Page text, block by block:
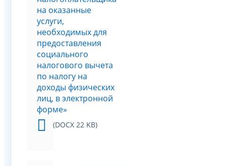
на оказанные
услуги,
необходимых для
предоставления
социального
налогового вычета
по налогу на
доходы физических
лиц, в электронной
форме»
(DOCX 22 KB)